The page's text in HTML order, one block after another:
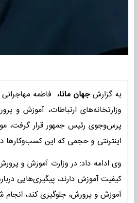
به گزارشجهان مانا، فاطمه
وزارتخانه‌های ارتباطات، آموزش و
پرس‌وجوی رئیس جمهور قرار گرفت،
اینترنتی و حجمی که این کسب‌وکارها
وی ادامه داد: در وزارت آموزش و
کیفیت آموزش دارند، پیگیری‌هایی
آموزش و پرورش، جلوگیری کند، انجام